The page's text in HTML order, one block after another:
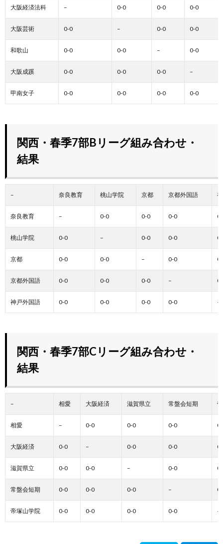
大阪経済法科 – 0-0 0-0 0-0
大阪芸術 0-0 – 0-0 0-0
和歌山 0-0 0-0 – 0-0
大阪成蹊 0-0 0-0 0-0 –
甲南女子 0-0 0-0 0-0 0-0
関西・春季7部Bリーグ組み合わせ・
結果
– 奈良教育 桃山学院 京都 京都外国語
奈良教育 – 0-0 0-0 0-0
桃山学院 0-0 – 0-0 0-0
京都 0-0 0-0 – 0-0
京都外国語 0-0 0-0 0-0 –
神戸外国語 0-0 0-0 0-0 0-0 –
関西・春季7部Cリーグ組み合わせ・
結果
– 相愛 大阪経済 滋賀県立 常盤会短期
相愛 – 0-0 0-0 0-0
大阪経済 0-0 – 0-0 0-0
滋賀県立 0-0 0-0 – 0-0
常盤会短期 0-0 0-0 0-0 –
帝塚山学院 0-0 0-0 0-0 0-0 –